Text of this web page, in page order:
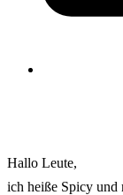
Hallo Leute,
ich heiße Spicy und